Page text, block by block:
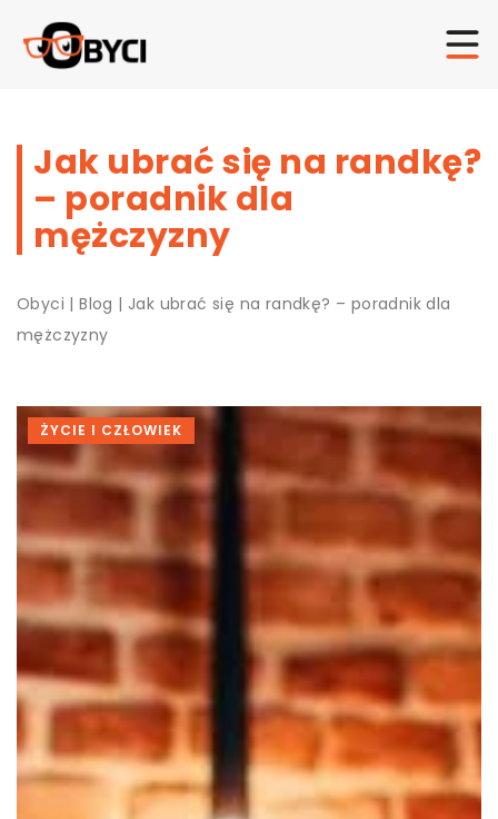
Jak ubrać się na randkę?
– poradnik dla
mężczyzny
Obyci |Blog | Jak ubrać się na randkę? – poradnik dla
mężczyzny
ŻYCIE I CZŁOWIEK